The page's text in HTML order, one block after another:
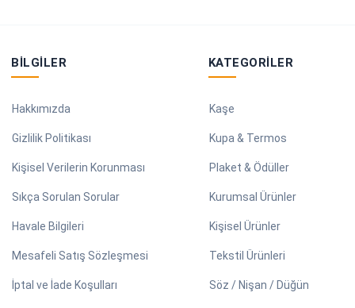
BILGILER
Hakkımızda
Gizlilik Politikası
Kişisel Verilerin Korunması
Sıkça Sorulan Sorular
Havale Bilgileri
Mesafeli Satış Sözleşmesi
İptal ve İade Koşulları
KATEGORILER
Kaşe
Kupa & Termos
Plaket & Ödüller
Kurumsal Ürünler
Kişisel Ürünler
Tekstil Ürünleri
Söz / Nişan / Düğün